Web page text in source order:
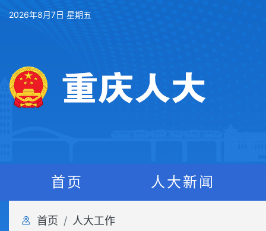
2026年8月7日 星期五
首页 人大新闻
首页 人大工作